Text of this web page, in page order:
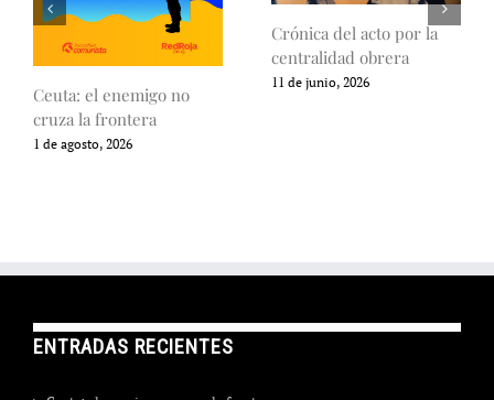
Ceuta: el enemigo no
cruza la frontera
1 de agosto, 2026
Crónica del acto por la
centralidad obrera
11 de junio, 2026
ENTRADAS RECIENTES